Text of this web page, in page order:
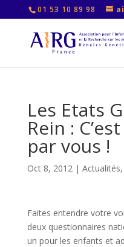
01 53 10 89 98
Les Etats
Rein :
par vous !
Oct 8, 2012| Actualités,
Faites entendre votre
deux questionnaires
un pour les enfants et